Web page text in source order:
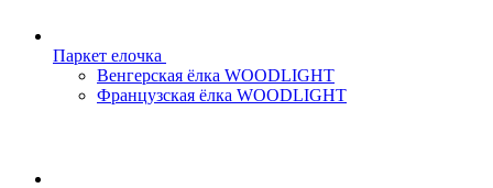
Паркет елочка
Венгерская ёлка WOODLIGHT
Французская ёлка WOODLIGHT